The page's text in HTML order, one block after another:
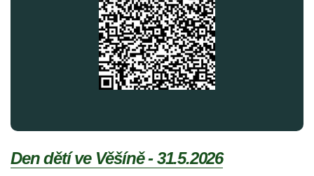
Den dětí ve Věšíně - 31.5.2026